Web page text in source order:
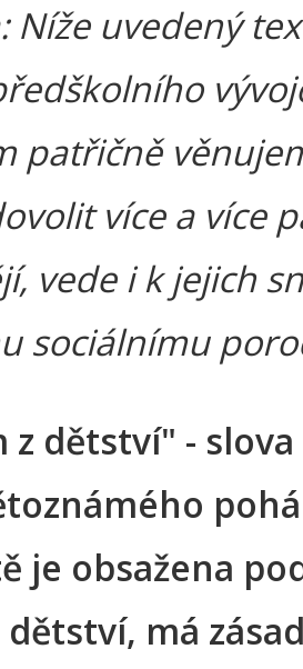
Níže uvedený
patřičně
více a více
vede i k jejich
sociálnímu
z dětství" -
je obsažena
má